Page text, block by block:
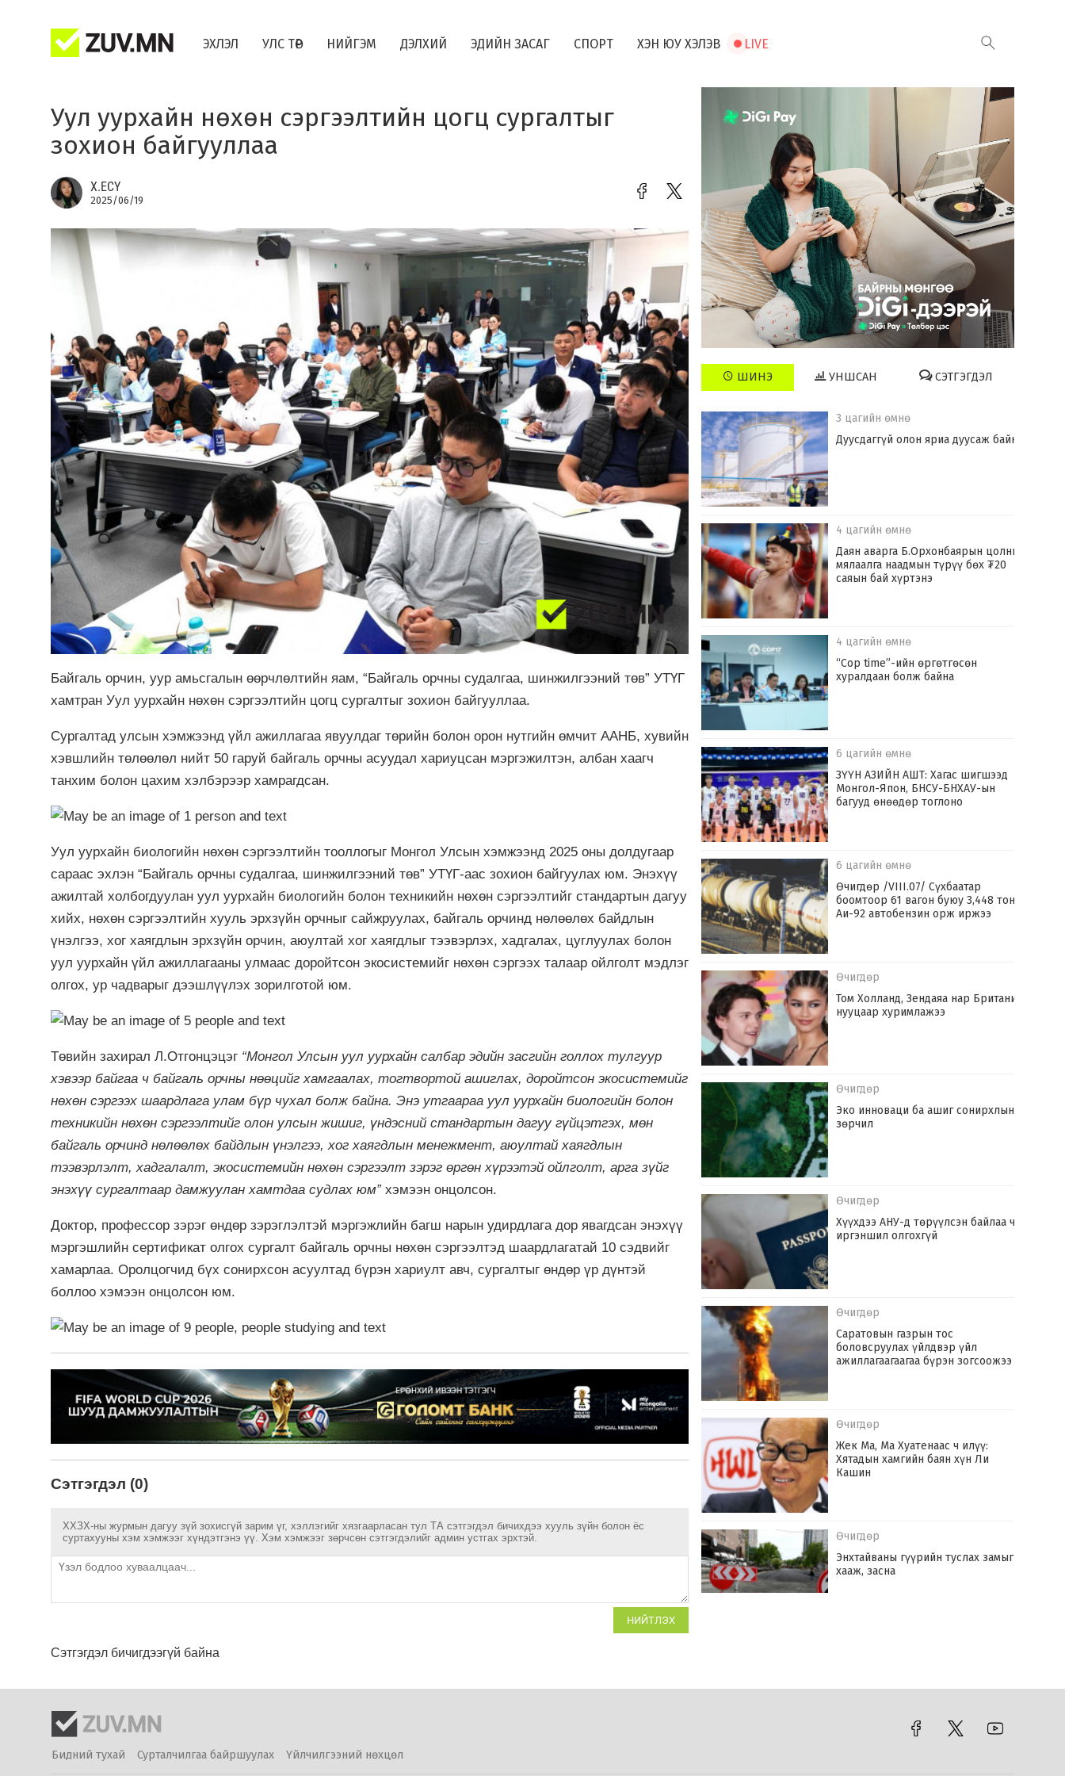
ЭХЛЭЛ УЛС ТӨР НИЙГЭМ ДЭЛХИЙ ЭДИЙН ЗАСАГ СПОРТ ХЭН ЮУ ХЭЛЭВ LIVE
Уул уурхайн нөхөн сэргээлтийн цогц сургалтыг
зохион байгууллаа
Х.ЕСҮ
2025/06/19
Байгаль орчин, уур амьсгалын өөрчлөлтийн яам, “Байгаль орчны судалгаа, шинжилгээний төв” УТҮГ
хамтран Уул уурхайн нөхөн сэргээлтийн цогц сургалтыг зохион байгууллаа.
Сургалтад улсын хэмжээнд үйл ажиллагаа явуулдаг төрийн болон орон нутгийн өмчит ААНБ, хувийн
хэвшлийн төлөөлөл нийт 50 гаруй байгаль орчны асуудал хариуцсан мэргэжилтэн, албан хаагч
танхим болон цахим хэлбэрээр хамрагдсан.
Уул уурхайн биологийн нөхөн сэргээлтийн тооллогыг Монгол Улсын хэмжээнд 2025 оны долдугаар
сараас эхлэн “Байгаль орчны судалгаа, шинжилгээний төв” УТҮГ-аас зохион байгуулах юм. Энэхүү
ажилтай холбогдуулан уул уурхайн биологийн болон техникийн нөхөн сэргээлтийг стандартын дагуу
хийх, нөхөн сэргээлтийн хууль эрхзүйн орчныг сайжруулах, байгаль орчинд нөлөөлөх байдлын
үнэлгээ, хог хаягдлын эрхзүйн орчин, аюултай хог хаягдлыг тээвэрлэх, хадгалах, цуглуулах болон
уул уурхайн үйл ажиллагааны улмаас доройтсон экосистемийг нөхөн сэргээх талаар ойлголт мэдлэг
олгох, ур чадварыг дээшлүүлэх зорилготой юм.
Төвийн захирал Л.Отгонцэцэг “Монгол Улсын уул уурхайн салбар эдийн засгийн голлох тулгуур
хэвээр байгаа ч байгаль орчны нөөцийг хамгаалах, тогтвортой ашиглах, доройтсон экосистемийг
нөхөн сэргээх шаардлага улам бүр чухал болж байна. Энэ утгаараа уул уурхайн биологийн болон
техникийн нөхөн сэргээлтийг олон улсын жишиг, үндэсний стандартын дагуу гүйцэтгэх, мөн
байгаль орчинд нөлөөлөх байдлын үнэлгээ, хог хаягдлын менежмент, аюултай хаягдлын
тээвэрлэлт, хадгалалт, экосистемийн нөхөн сэргээлт зэрэг өргөн хүрээтэй ойлголт, арга зүйг
энэхүү сургалтаар дамжуулан хамтдаа судлах юм”хэмээн онцолсон.
Доктор, профессор зэрэг өндөр зэрэглэлтэй мэргэжлийн багш нарын удирдлага дор явагдсан энэхүү
мэргэшлийн сертификат олгох сургалт байгаль орчны нөхөн сэргээлтэд шаардлагатай 10 сэдвийг
хамарлаа. Оролцогчид бүх сонирхсон асуултад бүрэн хариулт авч, сургалтыг өндөр үр дүнтэй
боллоо хэмээн онцолсон юм.
Сэтгэгдэл (0)
ХХЗХ-ны журмын дагуу зүй зохисгүй зарим үг, хэллэгийг хязгаарласан тул ТА сэтгэгдэл бичихдээ хууль зүйн болон ёс
суртахууны хэм хэмжээг хүндэтгэнэ үү. Хэм хэмжээг зөрчсөн сэтгэгдэлийг админ устгах эрхтэй.
НИЙТЛЭХ
Сэтгэгдэл бичигдээгүй байна
ШИНЭ УНШСАН СЭТГЭГДЭЛ
3 цагийн өмнө
Дуусдаггүй олон яриа дуусаж байна
4 цагийн өмнө
Даян аварга Б.Орхонбаярын цолны
мялаалга наадмын түрүү бөх ₮20
саяын бай хүртэнэ
4 цагийн өмнө
“Cop time”-ийн өргөтгөсөн
хуралдаан болж байна
6 цагийн өмнө
ЗҮҮН АЗИЙН АШТ: Хагас шигшээд
Монгол-Япон, БНСУ-БНХАУ-ын
багууд өнөөдөр тоглоно
6 цагийн өмнө
Өчигдөр /VIII.07/ Сүхбаатар
боомтоор 61 вагон буюу 3,448 тонн
Аи-92 автобензин орж иржээ
Өчигдөр
Том Холланд, Зендаяа нар Британид
нууцаар хуримлажээ
Өчигдөр
Эко инноваци ба ашиг сонирхлын
зөрчил
Өчигдөр
Хүүхдээ АНУ-д төрүүлсэн байлаа ч
иргэншил олгохгүй
Өчигдөр
Саратовын газрын тос
боловсруулах үйлдвэр үйл
ажиллагаагаагаа бүрэн зогсоожээ
Өчигдөр
Жек Ма, Ма Хуатенаас ч илүү:
Хятадын хамгийн баян хүн Ли
Кашин
Өчигдөр
Энхтайваны гүүрийн туслах замыг
хааж, засна
Бидний тухай Сурталчилгаа байршуулах Үйлчилгээний нөхцөл